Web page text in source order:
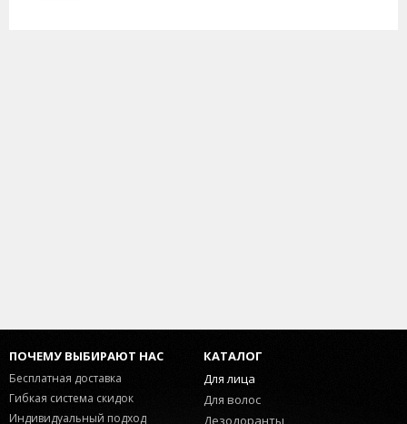
ПОЧЕМУ ВЫБИРАЮТ НАС
Бесплатная доставка
Гибкая система скидок
Индивидуальный подход
КАТАЛОГ
Для лица
Для волос
Дезодоранты